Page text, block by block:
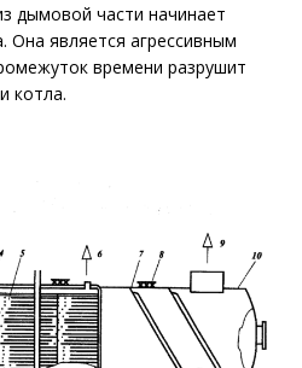
дымовой части начинает
Она является агрессивным
времени разрушит
котла.